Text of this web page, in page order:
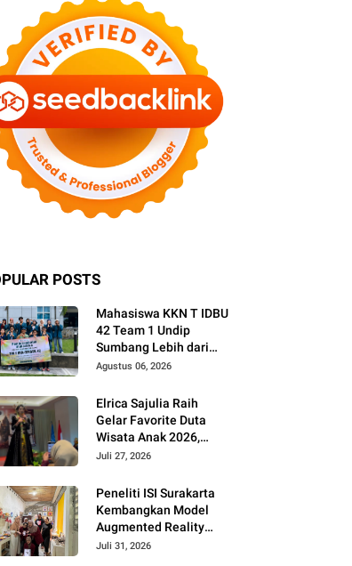
POSTS
Mahasiswa KKN T IDBU
42 Team 1 Undip
Sumbang Lebih dari
Rp5,7 Juta bagi UMKM
Agustus 06, 2026
Elrica Sajulia Raih
Gelar Favorite Duta
Wisata Anak 2026,
Tunjukkan Potensi
Modeling dan Public
Speaking
Juli 27, 2026
Peneliti ISI Surakarta
Kembangkan Model
Augmented Reality
untuk Menghidupkan
Juli 31, 2026